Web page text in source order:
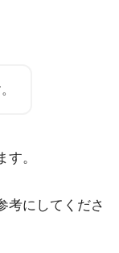
。
考にしてくださ